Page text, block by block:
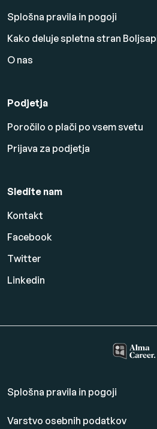
Splošna pravila in pogoji
Kako deluje spletna stran
O nas
Podjetja
Poročilo o plači po vsem svetu
Prijava za podjetja
Sledite nam
Kontakt
Facebook
Twitter
Linkedin
Splošna pravila in pogoji
Varstvo osebnih podatkov